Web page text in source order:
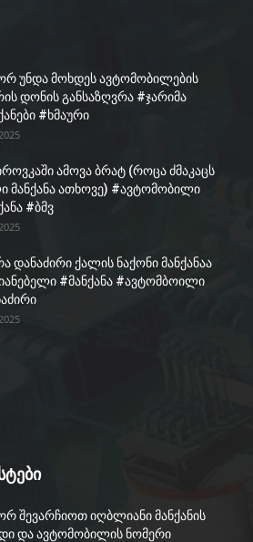
უნდა მოხდეს ავტომობილების
დონის განსაზღვრა #ჯარიმა
#ხმაური
ამოვა ბრატ (როცა ძმაკაცს
მანქანა ათხოვე) #ავტომობილი
#ბმვ
დანაძირი ქალის ნაქონი მანქანაა
#მანქანა #ავტომბოილი
შევარჩიოთ იღბლიანი მანქანის
და ავტომობილის ნომერი